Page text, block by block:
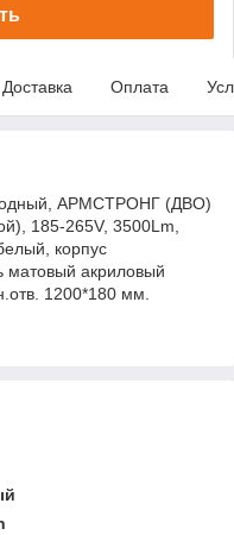
Доставка Оплата
АРМСТРОНГ (ДВО)
185-265V, 3500Lm,
корпус
матовый акриловый
1200*180 мм.